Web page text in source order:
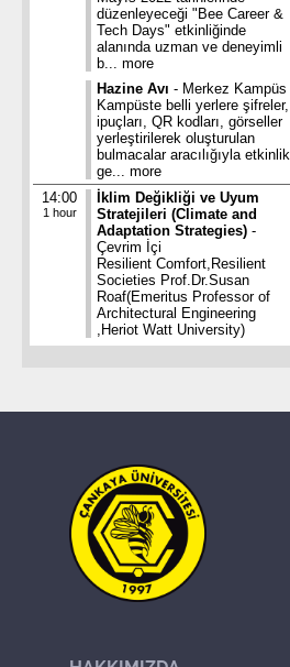
düzenleyeceği "Bee Career &
Tech Days" etkinliğinde
alanında uzman ve deneyimli
b... more
Hazine Avı - Merkez Kampüs
Kampüste belli yerlere şifreler,
ipuçları, QR kodları, görseller
yerleştirilerek oluşturulan
bulmacalar aracılığıyla etkinlik
ge... more
14:00
1 hour
İklim Değikliği ve Uyum
Stratejileri (Climate and
Adaptation Strategies) -
Çevrim İçi
Resilient Comfort,Resilient
Societies Prof.Dr.Susan
Roaf(Emeritus Professor of
Architectural Engineering
,Heriot Watt University)